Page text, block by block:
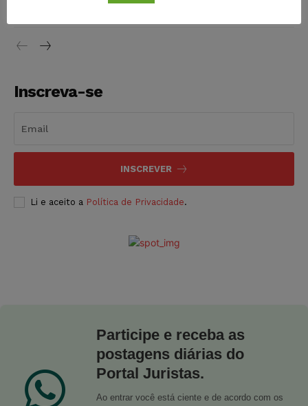
Inscreva-se
INSCREVER
Li e aceito a Política de Privacidade.
Participe e receba as
postagens diárias do
Portal Juristas.
Ao entrar você está ciente e de acordo com os